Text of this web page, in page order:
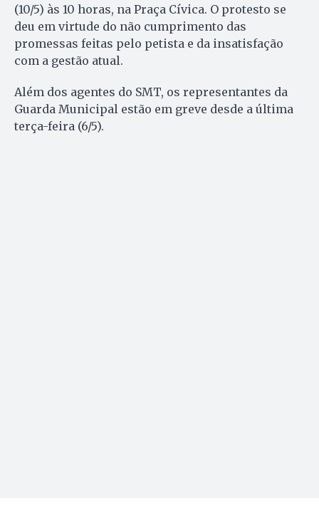
(10/5) às 10 horas, na Praça Cívica. O protesto se
deu em virtude do não cumprimento das
promessas feitas pelo petista e da insatisfação
com a gestão atual.
Além dos agentes do SMT, os representantes da
Guarda Municipal estão em greve desde a última
terça-feira (6/5).